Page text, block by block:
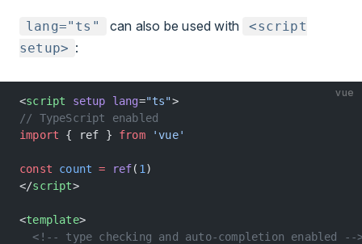
lang="ts" can also be used with
<script
setup> :
vue
<script setup lang="ts">
// TypeScript enabled
import { ref } from 'vue'
const count = ref( 1 )
</script>
<template>
<!-- type checking and auto-completion enabled --